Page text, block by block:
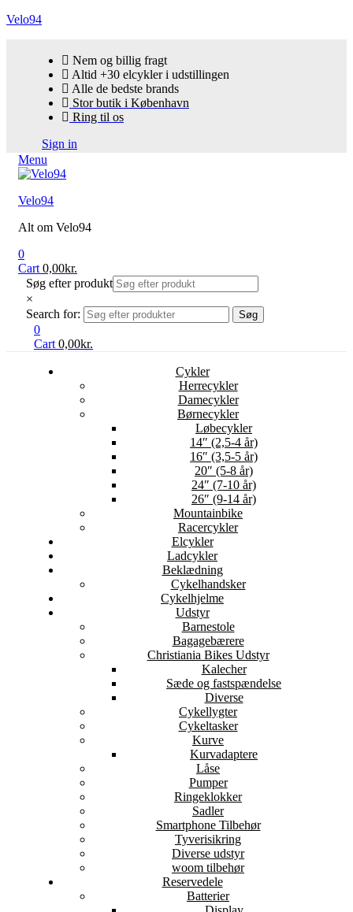
Velo94
Nem og billig fragt
Altid +30 elcykler i udstillingen
Alle de bedste brands
Stor butik i København
Ring til os
Sign in
Menu
Velo94
Alt om Velo94
0
Cart 0,00kr.
Søg efter produkt
×
Search for:
Søg
0
Cart 0,00kr.
Cykler
Herrecykler
Damecykler
Børnecykler
Løbecykler
14″ (2,5-4 år)
16″ (3,5-5 år)
20″ (5-8 år)
24″ (7-10 år)
26″ (9-14 år)
Mountainbike
Racercykler
Elcykler
Ladcykler
Beklædning
Cykelhandsker
Cykelhjelme
Udstyr
Barnestole
Bagagebærere
Christiania Bikes Udstyr
Kalecher
Sæde og fastspændelse
Diverse
Cykellygter
Cykeltasker
Kurve
Kurvadaptere
Låse
Pumper
Ringeklokker
Sadler
Smartphone Tilbehør
Tyverisikring
Diverse udstyr
woom tilbehør
Reservedele
Batterier